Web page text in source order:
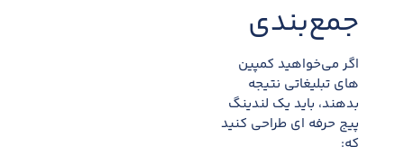
جمع‌بندی
اگر می‌خواهید کمپین
های تبلیغاتی نتیجه
بدهند، باید یک لندینگ
پیج حرفه ای طراحی کنید
که: